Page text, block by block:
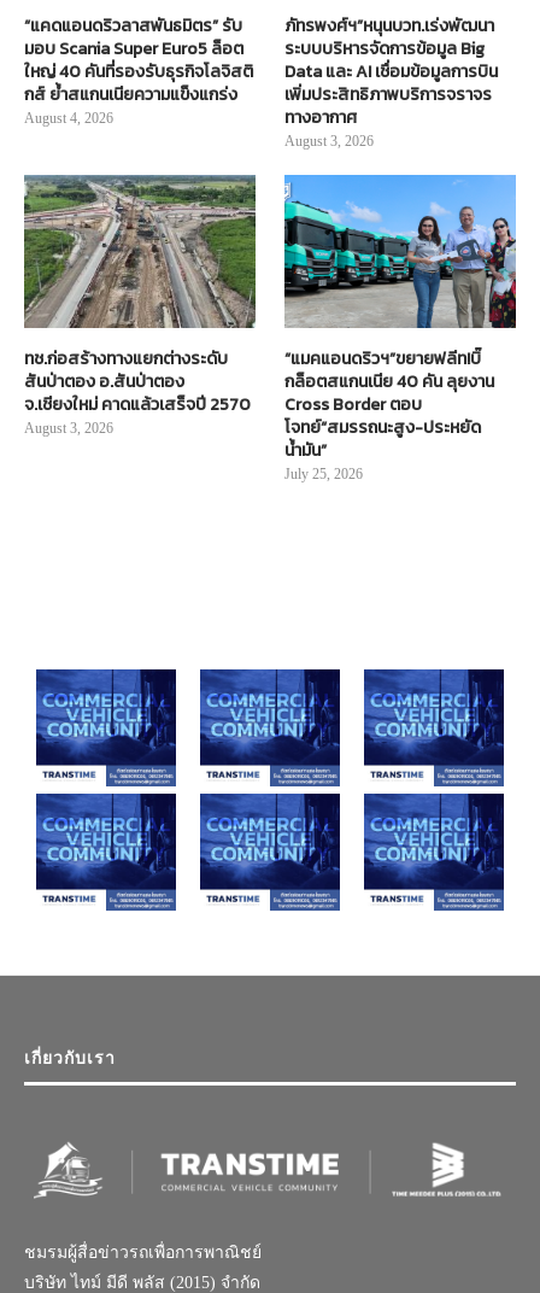
“แคดแอนดริวลาสพันธมิตร” รับ
มอบ Scania Super Euro5 ล็อต
ใหญ่ 40 คันที่รองรับธุรกิจโลจิสติ
กส์ ย้ำสแกนเนียความแข็งแกร่ง
August 4, 2026
ภัทรพงศ์ฯ”หนุนบวท.เร่งพัฒนา
ระบบบริหารจัดการข้อมูล Big
Data และ AI เชื่อมข้อมูลการบิน
เพิ่มประสิทธิภาพบริการจราจร
ทางอากาศ
August 3, 2026
ทช.ก่อสร้างทางแยกต่างระดับ
สันป่าตอง อ.สันป่าตอง
จ.เชียงใหม่ คาดแล้วเสร็จปี 2570
August 3, 2026
“แมคแอนดริวฯ”ขยายฟลีท!บิ๊
กล็อตสแกนเนีย 40 คัน ลุยงาน
Cross Border ตอบ
โจทย์“สมรรถนะสูง-ประหยัด
น้ำมัน”
July 25, 2026
เกี่ยวกับเรา
ชมรมผู้สื่อข่าวรถเพื่อการพาณิชย์
บริษัท ไทม์ มีดี พลัส (2015) จำกัด